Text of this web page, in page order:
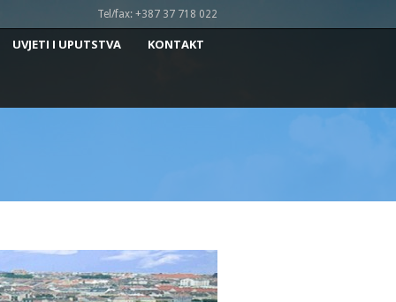
Tel/fax: +387 37 718 022
UVJETI I UPUTSTVA KONTAKT